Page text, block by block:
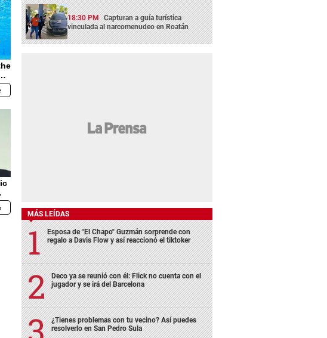
18:30 PM Capturan a guía turística
vinculada al narcomenudeo en Roatán
MÁS LEÍDAS
Esposa de "El Chapo" Guzmán sorprende con
regalo a Davis Flow y así reaccionó el tiktoker
Deco ya se reunió con él: Flick no cuenta con el
jugador y se irá del Barcelona
¿Tienes problemas con tu vecino? Así puedes
resolverlo en San Pedro Sula